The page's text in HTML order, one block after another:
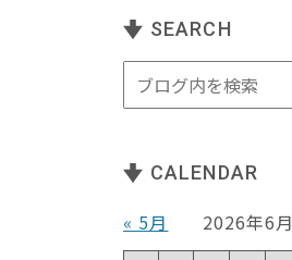
SEARCH
CALENDAR
« 5月
2026年6月